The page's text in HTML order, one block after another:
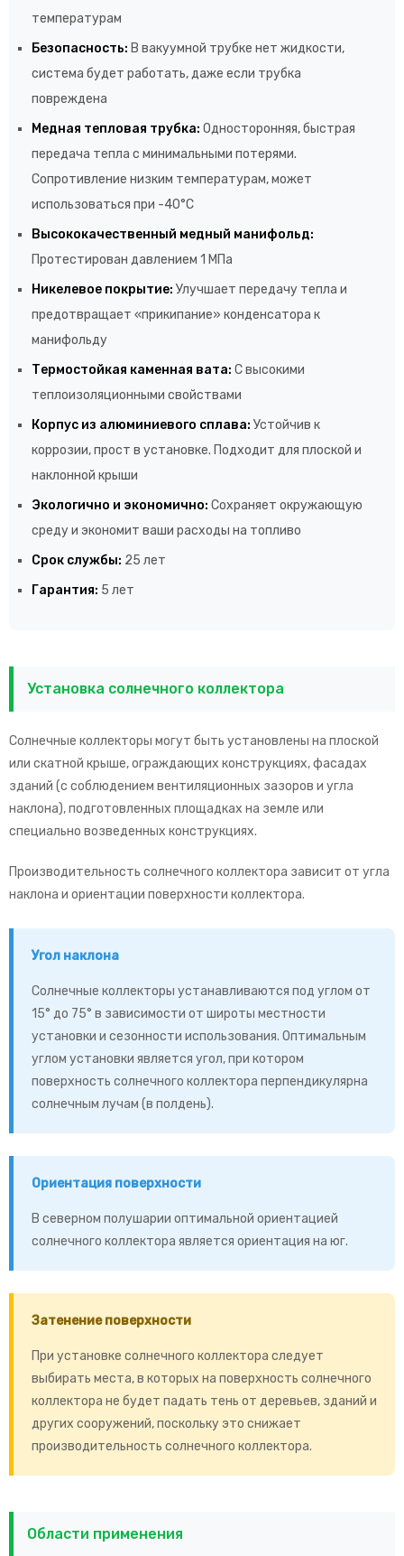
температурам
Безопасность: В вакуумной трубке нет жидкости,
система будет работать, даже если трубка
повреждена
Медная тепловая трубка: Односторонняя, быстрая
передача тепла с минимальными потерями.
Сопротивление низким температурам, может
использоваться при -40°C
Высококачественный медный манифольд:
Протестирован давлением 1 МПа
Никелевое покрытие: Улучшает передачу тепла и
предотвращает «прикипание» конденсатора к
манифольду
Термостойкая каменная вата: С высокими
теплоизоляционными свойствами
Корпус из алюминиевого сплава: Устойчив к
коррозии, прост в установке. Подходит для плоской и
наклонной крыши
Экологично и экономично: Сохраняет окружающую
среду и экономит ваши расходы на топливо
Срок службы: 25 лет
Гарантия: 5 лет
Установка солнечного коллектора
Солнечные коллекторы могут быть установлены на плоской
или скатной крыше, ограждающих конструкциях, фасадах
зданий (с соблюдением вентиляционных зазоров и угла
наклона), подготовленных площадках на земле или
специально возведенных конструкциях.
Производительность солнечного коллектора зависит от угла
наклона и ориентации поверхности коллектора.
Угол наклона
Солнечные коллекторы устанавливаются под углом от
15° до 75° в зависимости от широты местности
установки и сезонности использования. Оптимальным
углом установки является угол, при котором
поверхность солнечного коллектора перпендикулярна
солнечным лучам (в полдень).
Ориентация поверхности
В северном полушарии оптимальной ориентацией
солнечного коллектора является ориентация на юг.
Затенение поверхности
При установке солнечного коллектора следует
выбирать места, в которых на поверхность солнечного
коллектора не будет падать тень от деревьев, зданий и
других сооружений, поскольку это снижает
производительность солнечного коллектора.
Области применения